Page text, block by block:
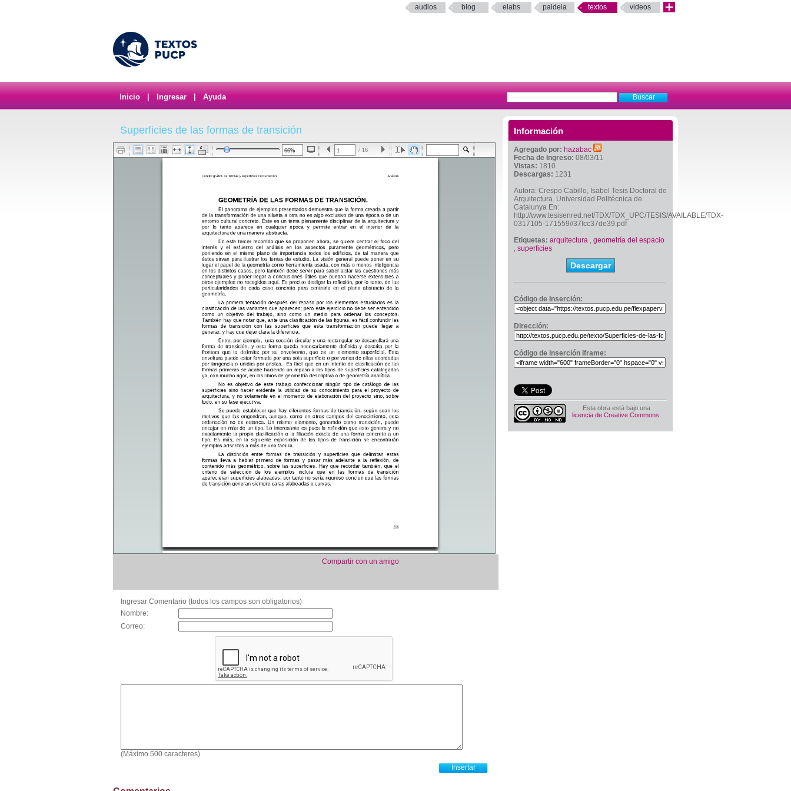
audios blog elabs paideia textos videos
Inicio Ingresar Ayuda
Información
Agregado por: hazabac
Fecha de Ingreso: 08/03/11
Vistas: 1810
Descargas: 1231
Autora: Crespo Cabillo, Isabel Tesis Doctoral de
Arquitectura. Universidad Politécnica de
Catalunya En:
http://www.tesisenred.net/TDX/TDX_UPC/TESIS/AVAILABLE/TDX-
0317105-171559//37Icc37de39.pdf
Etiquetas: arquitectura , geometría del espacio
, superficies
Descargar
Código de Inserción:
Dirección:
Código de inserción Iframe:
Esta obra está bajo una
licencia de Creative Commons
Superficies de las formas de transición
/ 16
Compartir con un amigo
Ingresar Comentario (todos los campos son obligatorios)
Nombre:
Correo:
(Máximo 500 caracteres)